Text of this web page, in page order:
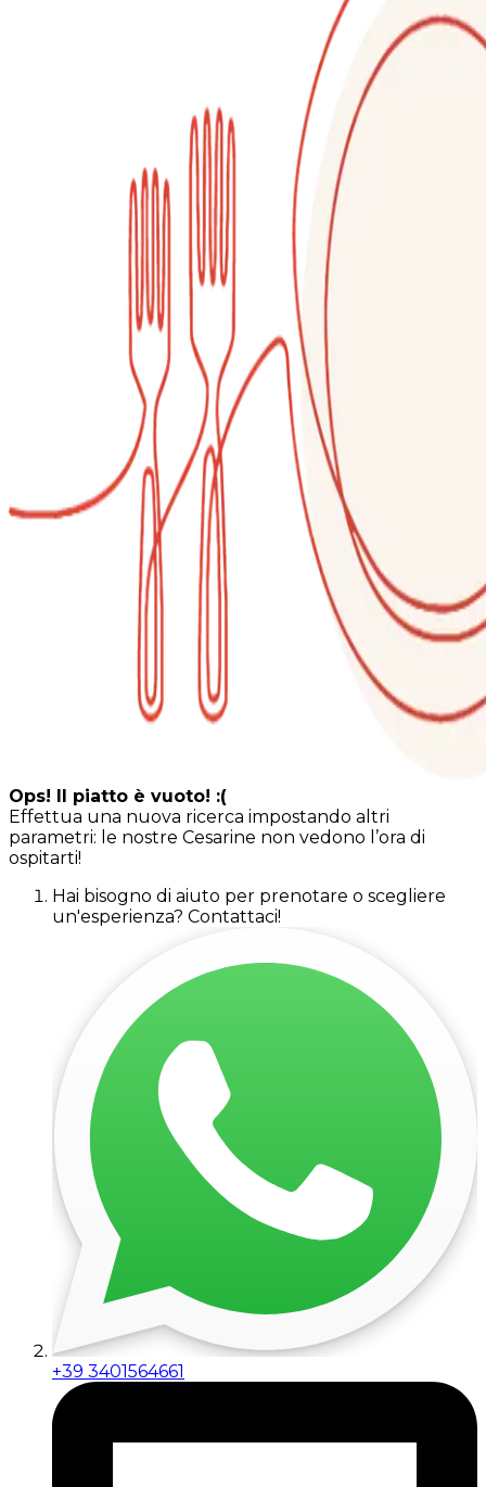
Ops! Il piatto è vuoto! :(
Effettua una nuova ricerca impostando altri
parametri: le nostre Cesarine non vedono l’ora di
ospitarti!
Hai bisogno di aiuto per prenotare o scegliere
un'esperienza? Contattaci!
+39 3401564661